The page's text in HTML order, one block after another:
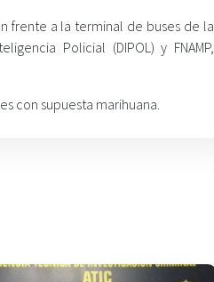
frente a la terminal de buses de la
Policial (DIPOL) y FNAMP,
con supuesta marihuana.